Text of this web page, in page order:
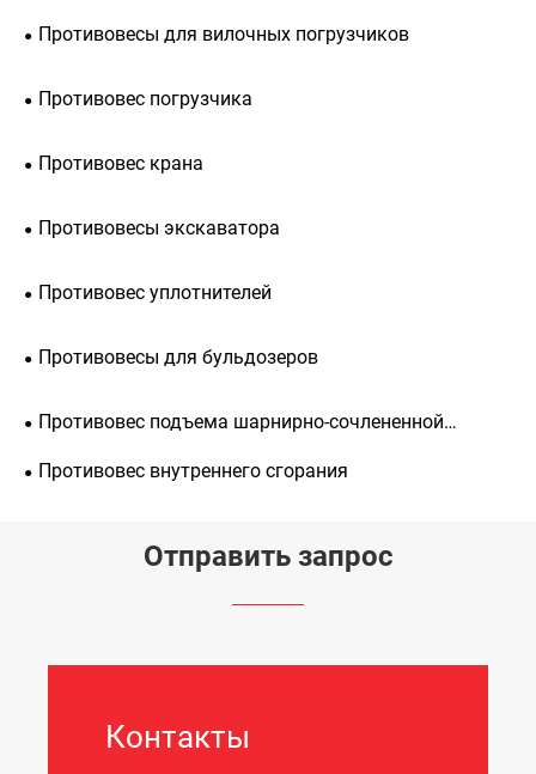
Противовесы для вилочных погрузчиков
Противовес погрузчика
Противовес крана
Противовесы экскаватора
Противовес уплотнителей
Противовесы для бульдозеров
Противовес подъема шарнирно-сочлененной
стрелы
Противовес внутреннего сгорания
Отправить запрос
Контакты